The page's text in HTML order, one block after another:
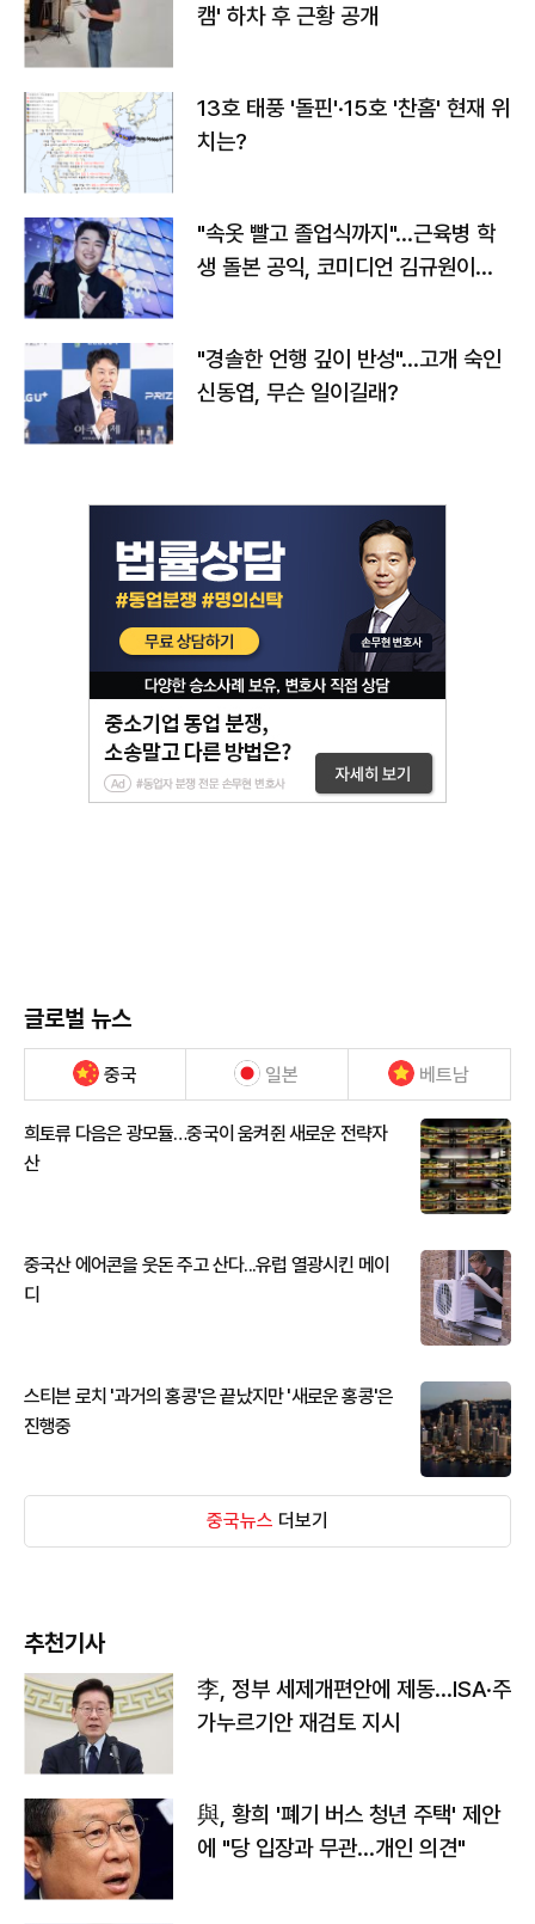
캠' 하차 후 근황 공개
13호 태풍 '돌핀'·15호 '찬홈' 현재 위
치는?
"속옷 빨고 졸업식까지"…근육병 학
생 돌본 공익, 코미디언 김규원이었
"경솔한 언행 깊이 반성"…고개 숙인
신동엽, 무슨 일이길래?
글로벌 뉴스
중국 일본 베트남
희토류 다음은 광모듈…중국이 움켜쥔 새로운 전략자
산
중국산 에어콘을 웃돈 주고 산다...유럽 열광시킨 메이
디
스티븐 로치 '과거의 홍콩'은 끝났지만 '새로운 홍콩'은
진행중
중국뉴스 더보기
추천기사
李, 정부 세제개편안에 제동…ISA·주
가누르기안 재검토 지시
與, 황희 '폐기 버스 청년 주택' 제안
에 "당 입장과 무관…개인 의견"